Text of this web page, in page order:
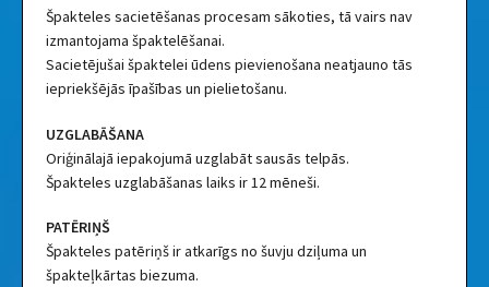
Špakteles sacietēšanas procesam sākoties, tā vairs nav
izmantojama špaktelēšanai.
Sacietējušai špaktelei ūdens pievienošana neatjauno tās
iepriekšējās īpašības un pielietošanu.
UZGLABĀŠANA
Oriģinālajā iepakojumā uzglabāt sausās telpās.
Špakteles uzglabāšanas laiks ir 12 mēneši.
PATĒRIŅŠ
Špakteles patēriņš ir atkarīgs no šuvju dziļuma un
špakteļkārtas biezuma.